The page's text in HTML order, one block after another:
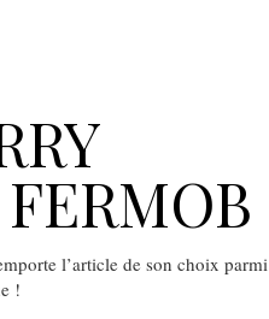
l’article de son choix parmi
!